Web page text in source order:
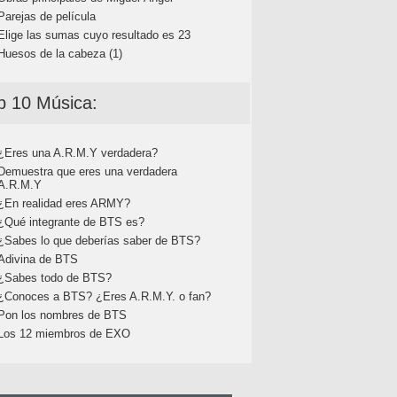
de película
las sumas cuyo resultado es 23
de la cabeza (1)
10 Música:
una A.R.M.Y verdadera?
que eres una verdadera
realidad eres ARMY?
integrante de BTS es?
lo que deberías saber de BTS?
de BTS
todo de BTS?
a BTS? ¿Eres A.R.M.Y. o fan?
los nombres de BTS
12 miembros de EXO